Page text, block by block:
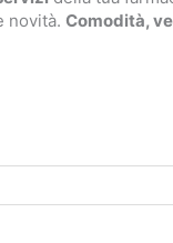
novità. Comodità,